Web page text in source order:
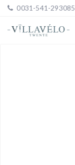
0031-541-293085